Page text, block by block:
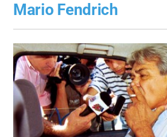
Mario Fendrich